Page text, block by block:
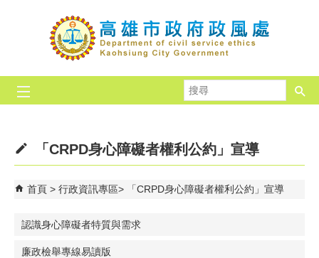
跳到主要內容區塊
尋
「CRPD身心障礙者權利公約」宣導
首頁 行政資訊專區 「CRPD身心障礙者權利公約」宣導
認識身心障礙者特質與需求
廉政檢舉專線易讀版